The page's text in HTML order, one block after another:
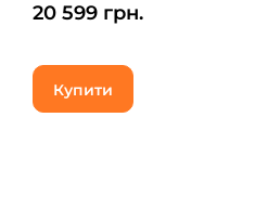
20 599 грн.
Купити